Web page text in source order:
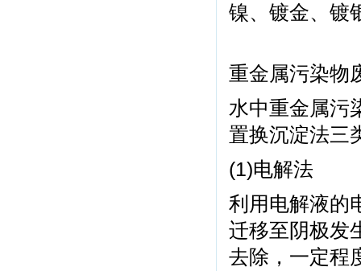
镍、镀金、镀
重金属污染物
水中重金属污
置换沉淀法三
(1)电解法
利用电解液的
迁移至阴极发
去除，一定程